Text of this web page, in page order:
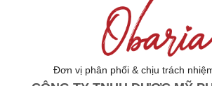
Đơn vị phân phối & chịu trách